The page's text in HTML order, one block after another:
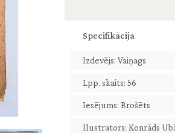
Specifikācija
Izdevējs: Vaiņags
Lpp. skaits: 56
Iesējums: Brošēts
Ilustrators: Konrāds